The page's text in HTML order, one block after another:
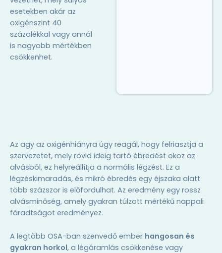
esetekben akár az
oxigénszint 40
százalékkal vagy annál
is nagyobb mértékben
csökkenhet.
Az agy az oxigénhiányra úgy reagál, hogy felriasztja a
szervezetet, mely rövid ideig tartó ébredést okoz az
alvásból, ez helyreállítja a normális légzést. Ez a
légzéskimaradás, és mikró ébredés egy éjszaka alatt
több százszor is előfordulhat. Az eredmény egy rossz
alvásminőség, amely gyakran túlzott mértékű nappali
fáradtságot eredményez.
A legtöbb OSA-ban szenvedő ember hangosan és
gyakran horkol, a légáramlás csökkenése vagy